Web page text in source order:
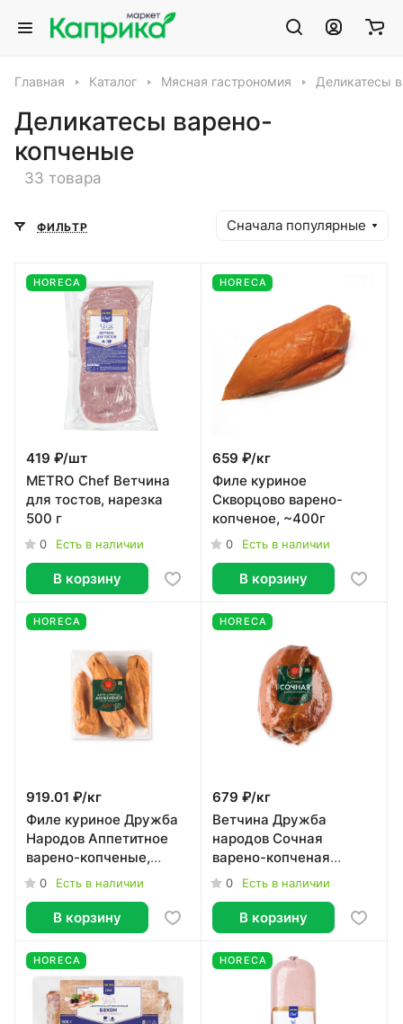
Главная Каталог Мясная гастрономия Деликатесы
Деликатесы варено-
копченые
33 товара
ФИЛЬТР Сначала популярные
HORECA
419 ₽/шт
METRO Chef Ветчина
для тостов, нарезка
500 г
0 Есть в наличии
В корзину
HORECA
659 ₽/кг
Филе куриное
Скворцово варено-
копченое, ~400г
0 Есть в наличии
В корзину
HORECA
919.01 ₽/кг
Филе куриное Дружба
Народов Аппетитное
варено-копченые,
~300г
0 Есть в наличии
В корзину
HORECA
679 ₽/кг
Ветчина Дружба
народов Сочная
варено-копченая
нарезка, ~1.35кг
0 Есть в наличии
В корзину
HORECA HORECA